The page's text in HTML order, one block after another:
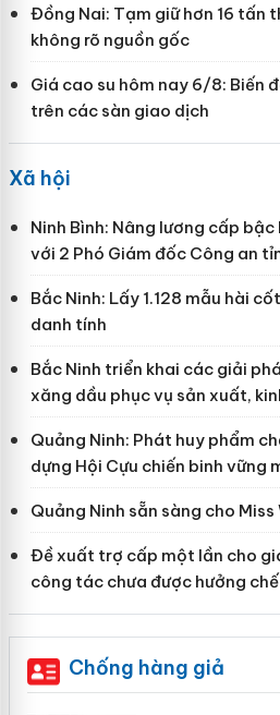
Đồng Nai: Tạm giữ hơn 16 tấn
không rõ nguồn gốc
Giá cao su hôm nay 6/8: Biến
trên các sàn giao dịch
Xã hội
Ninh Bình: Nâng lương cấp
với 2 Phó Giám đốc Công an
Bắc Ninh: Lấy 1.128 mẫu hài
danh tính
Bắc Ninh triển khai các giải
xăng dầu phục vụ sản xuất,
Quảng Ninh: Phát huy phẩm
dựng Hội Cựu chiến binh vững
Quảng Ninh sẵn sàng cho
Đề xuất trợ cấp một lần cho
công tác chưa được hưởng
Chống hàng giả